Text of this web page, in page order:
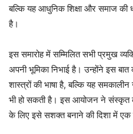
बल्कि यह आधुनिक शिक्षा और समाज की
है।
इस समारोह में सम्मिलित सभी प्रमुख
अपनी भूमिका निभाई है। उन्होंने इस
शास्त्रों की भाषा है, बल्कि यह
भी हो सकती है। इस आयोजन ने संस्कृत
के लिए इसे सशक्त बनाने की दिशा में एक